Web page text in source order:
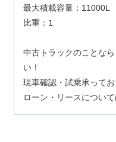
最大積載容量：11000L
比重：1
中古トラックのことな
い！
現車確認・試乗承ってお
ローン・リースについ